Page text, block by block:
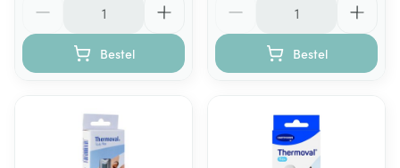
Bestel Bestel